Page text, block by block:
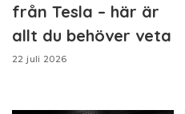
från Tesla – här är
allt du behöver veta
22 juli 2026